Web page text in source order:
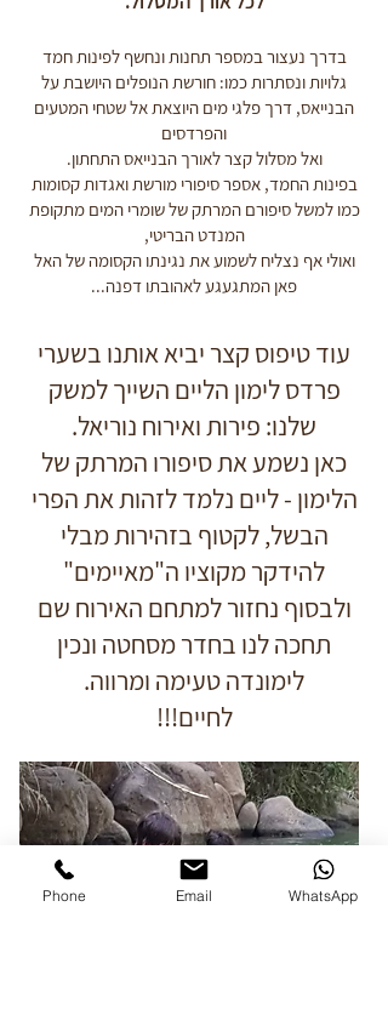
בדרך נעצור במספר תחנות ונחשף לפינות חמד
גלויות ונסתרות כמו: חורשת הנופלים היושבת על
הבנייאס, דרך פלגי מים היוצאת אל שטחי המטעים
והפרדסים
ואל מסלול קצר לאורך הבנייאס התחתון.
בפינות החמד, אספר סיפורי מורשת ואגדות קסומות
כמו למשל סיפורם המרתק של שומרי המים מתקופת
המנדט הבריטי,
ואולי אף נצליח לשמוע את נגינתו הקסומה של האל
פאן המתגעגע לאהובתו דפנה...
עוד טיפוס קצר יביא אותנו בשערי
פרדס לימון הליים השייך למשק
שלנו: פירות ואירוח נוריאל.
כאן נשמע את סיפורו המרתק של
הלימון - ליים נלמד לזהות את הפרי
הבשל, לקטוף בזהירות מבלי
להידקר מקוציו ה"מאיימים"
ולבסוף נחזור למתחם האירוח שם
תחכה לנו בחדר מסחטה ונכין
לימונדה טעימה ומרווה.
לחיים!!!
Phone Email WhatsApp